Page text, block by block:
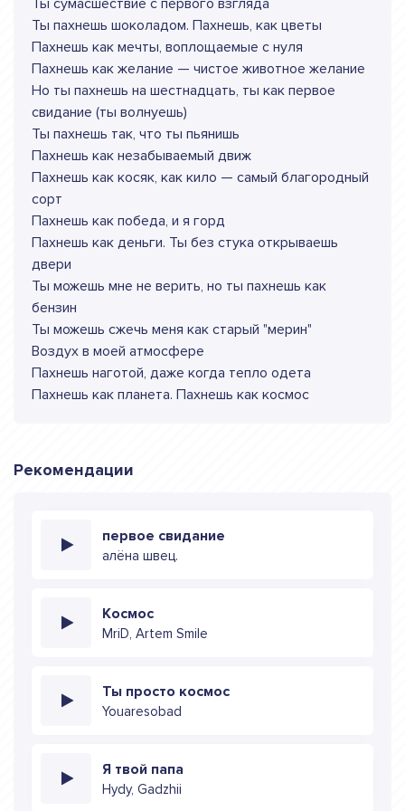
Ты сумасшествие с первого взгляда
Ты пахнешь шоколадом. Пахнeшь, как цветы
Пахнешь как мечты, воплощаемые с нуля
Пахнешь как желание — чистое животное желание
Но ты пахнешь на шестнадцать, ты как первое
свидание (ты волнуешь)
Ты пахнешь так, что ты пьянишь
Пахнешь как незабываемый движ
Пахнешь как косяк, как кило — самый благородный
сорт
Пахнешь как победа, и я горд
Пахнешь как деньги. Ты без стука открываешь
двери
Ты можешь мне не верить, но ты пахнешь как
бензин
Ты можешь сжечь меня как старый "мерин"
Воздух в моей атмосфере
Пахнешь наготой, даже когда тепло одета
Пахнешь как планета. Пахнешь как космос
Рекомендации
первое свидание
алёна швец.
Космос
MriD, Artem Smile
Ты просто космос
Youaresobad
Я твой папа
Hydy, Gadzhii